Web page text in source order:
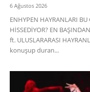
6 Ağustos 2026
ENHYPEN HAYRANLARI
HİSSEDİYOR? EN
ft. ULUSLARARASI
konuşup duran...